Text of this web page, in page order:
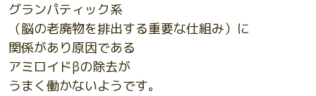
グランパティック系
（脳の老廃物を排出する重要な仕組み）に
関係があり原因である
アミロイドβの除去が
うまく働かないようです。